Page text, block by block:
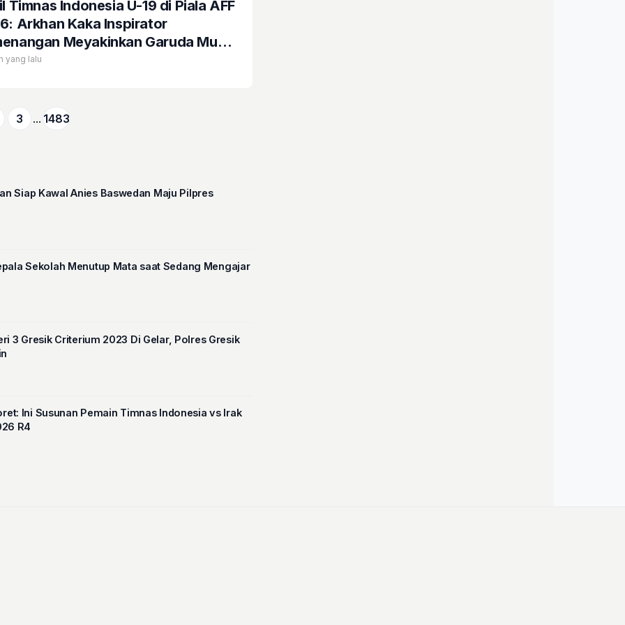
Timnas Indonesia U-19 di Piala AFF
Arkhan Kaka Inspirator
Meyakinkan Garuda Muda
yang lalu
3 ... 1483
Siap Kawal Anies Baswedan Maju Pilpres
Seorang Kepala Sekolah Menutup Mata saat Sedang Mengajar
3 Gresik Criterium 2023 Di Gelar, Polres Gresik
Ini Susunan Pemain Timnas Indonesia vs Irak
R4